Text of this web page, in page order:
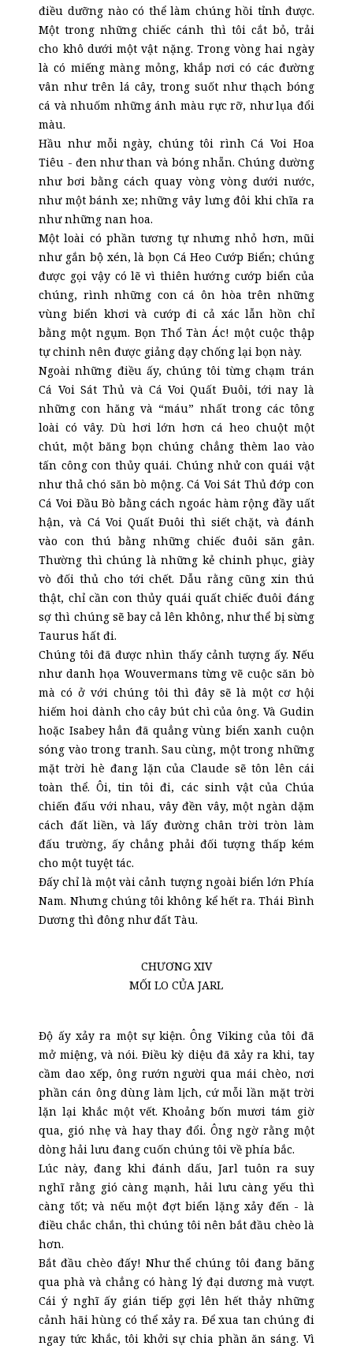
điều dưỡng nào có thể làm chúng hồi tỉnh được.
Một trong những chiếc cánh thì tôi cắt bỏ, trải
cho khô dưới một vật nặng. Trong vòng hai ngày
là có miếng màng mỏng, khắp nơi có các đường
vân như trên lá cây, trong suốt như thạch bóng
cá và nhuốm những ánh màu rực rỡ, như lụa đổi
màu.
Hầu như mỗi ngày, chúng tôi rình Cá Voi Hoa
Tiêu - đen như than và bóng nhẵn. Chúng dường
như bơi bằng cách quay vòng vòng dưới nước,
như một bánh xe; những vây lưng đôi khi chĩa ra
như những nan hoa.
Một loài có phần tương tự nhưng nhỏ hơn, mũi
như gắn bộ xén, là bọn Cá Heo Cướp Biển; chúng
được gọi vậy có lẽ vì thiên hướng cướp biển của
chúng, rình những con cá ôn hòa trên những
vùng biển khơi và cướp đi cả xác lẫn hồn chỉ
bằng một ngụm. Bọn Thổ Tàn Ác! một cuộc thập
tự chinh nên được giảng dạy chống lại bọn này.
Ngoài những điều ấy, chúng tôi từng chạm trán
Cá Voi Sát Thủ và Cá Voi Quất Đuôi, tới nay là
những con hăng và “máu” nhất trong các tông
loài có vây. Dù hơi lớn hơn cá heo chuột một
chút, một băng bọn chúng chẳng thèm lao vào
tấn công con thủy quái. Chúng nhử con quái vật
như thả chó săn bò mộng. Cá Voi Sát Thủ đớp con
Cá Voi Đầu Bò bằng cách ngoác hàm rộng đầy uất
hận, và Cá Voi Quất Đuôi thì siết chặt, và đánh
vào con thú bằng những chiếc đuôi săn gân.
Thường thì chúng là những kẻ chinh phục, giày
vò đối thủ cho tới chết. Dẫu rằng cũng xin thú
thật, chỉ cần con thủy quái quất chiếc đuôi đáng
sợ thì chúng sẽ bay cả lên không, như thể bị sừng
Taurus hất đi.
Chúng tôi đã được nhìn thấy cảnh tượng ấy. Nếu
như danh họa Wouvermans từng vẽ cuộc săn bò
mà có ở với chúng tôi thì đây sẽ là một cơ hội
hiếm hoi dành cho cây bút chì của ông. Và Gudin
hoặc Isabey hẳn đã quẳng vùng biển xanh cuộn
sóng vào trong tranh. Sau cùng, một trong những
mặt trời hè đang lặn của Claude sẽ tôn lên cái
toàn thể. Ôi, tin tôi đi, các sinh vật của Chúa
chiến đấu với nhau, vây đền vây, một ngàn dặm
cách đất liền, và lấy đường chân trời tròn làm
đấu trường, ấy chẳng phải đối tượng thấp kém
cho một tuyệt tác.
Đấy chỉ là một vài cảnh tượng ngoài biển lớn Phía
Nam. Nhưng chúng tôi không kể hết ra. Thái Bình
Dương thì đông như đất Tàu.
CHƯƠNG XIV
MỐI LO CỦA JARL
Độ ấy xảy ra một sự kiện. Ông Viking của tôi đã
mở miệng, và nói. Điều kỳ diệu đã xảy ra khi, tay
cầm dao xếp, ông rướn người qua mái chèo, nơi
phần cán ông dùng làm lịch, cứ mỗi lần mặt trời
lặn lại khắc một vết. Khoảng bốn mươi tám giờ
qua, gió nhẹ và hay thay đổi. Ông ngờ rằng một
dòng hải lưu đang cuốn chúng tôi về phía bắc.
Lúc này, đang khi đánh dấu, Jarl tuôn ra suy
nghĩ rằng gió càng mạnh, hải lưu càng yếu thì
càng tốt; và nếu một đợt biển lặng xảy đến - là
điều chắc chắn, thì chúng tôi nên bắt đầu chèo là
hơn.
Bắt đầu chèo đấy! Như thể chúng tôi đang băng
qua phà và chẳng có hàng lý đại dương mà vượt.
Cái ý nghĩ ấy gián tiếp gợi lên hết thảy những
cảnh hãi hùng có thể xảy ra. Để xua tan chúng đi
ngay tức khắc, tôi khởi sự chia phần ăn sáng. Vì